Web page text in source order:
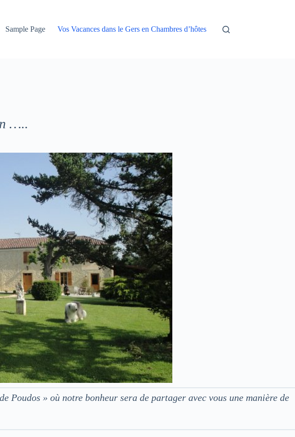
Sample Page Vos Vacances dans le Gers en Chambres d’hôtes
…..
Poudos » où notre bonheur sera de partager avec vous une manière de